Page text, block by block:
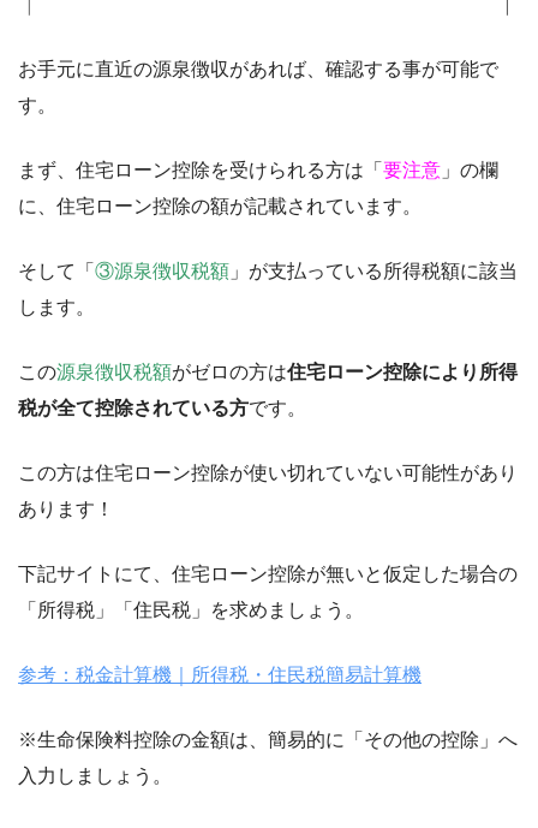
お手元に直近の源泉徴収があれば、確認する事が可能で
す。
まず、住宅ローン控除を受けられる方は「 要注意 」の欄
に、住宅ローン控除の額が記載されています。
そして「 ③源泉徴収税額 」が支払っている所得税額に該当
します。
この源泉徴収税額がゼロの方は住宅ローン控除により所得
税が全て控除されている方です。
この方は住宅ローン控除が使い切れていない可能性があり
あります！
下記サイトにて、住宅ローン控除が無いと仮定した場合の
「所得税」「住民税」を求めましょう。
参考：税金計算機｜所得税・住民税簡易計算機
※生命保険料控除の金額は、簡易的に「その他の控除」へ
入力しましょう。